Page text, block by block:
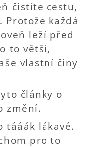
čistíte cestu,
každá
leží před
to větší,
vlastní činy
články o
změní.
tááák lákavé.
pro to